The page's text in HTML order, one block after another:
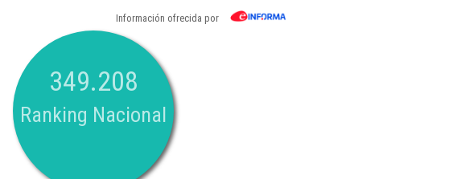
Información ofrecida por
349.208
Ranking Nacional